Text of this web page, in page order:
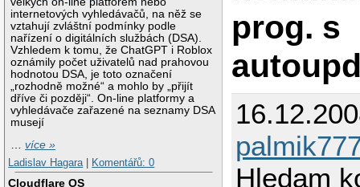
internetových vyhledávačů, na něž se
vztahují zvláštní podmínky podle
nařízení o digitálních službách (DSA).
Vzhledem k tomu, že ChatGPT i Roblox
oznámily počet uživatelů nad prahovou
hodnotou DSA, je toto označení
„rozhodně možné“ a mohlo by „přijít
dříve či později“. On-line platformy a
vyhledávače zařazené na seznamy DSA
musejí
…více »
Ladislav Hagara
Komentářů: 0
Cloudflare OS
prog. s
Hledam